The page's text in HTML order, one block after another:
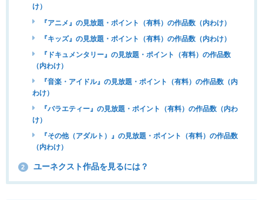
け）
『アニメ』の見放題・ポイント（有料）の作品数（内わけ）
『キッズ』の見放題・ポイント（有料）の作品数（内わけ）
『ドキュメンタリー』の見放題・ポイント（有料）の作品数
（内わけ）
『音楽・アイドル』の見放題・ポイント（有料）の作品数（内
わけ）
『バラエティー』の見放題・ポイント（有料）の作品数（内わ
け）
『その他（アダルト）』の見放題・ポイント（有料）の作品数
（内わけ）
2 ユーネクスト作品を見るには？